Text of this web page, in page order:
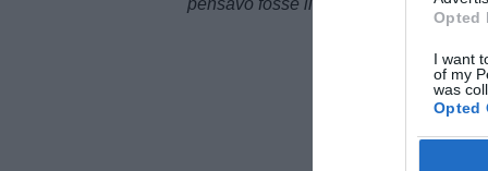
Opted
I want
of my
was
Opted
pensavo fosse il mio momento e